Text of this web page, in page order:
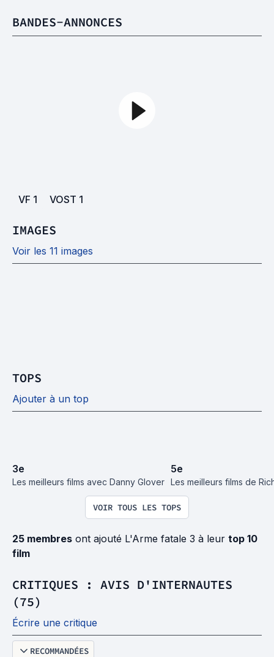
BANDES-ANNONCES
VF 1 VOST 1
IMAGES
Voir les 11 images
TOPS
Ajouter à un top
3e
Les meilleurs films avec Danny Glover
5e
Les meilleurs films de
VOIR TOUS LES TOPS
25 membres ont ajouté L'Arme fatale 3 à leur top 10
film
CRITIQUES : AVIS D'INTERNAUTES
(75)
Écrire une critique
RECOMMANDÉES